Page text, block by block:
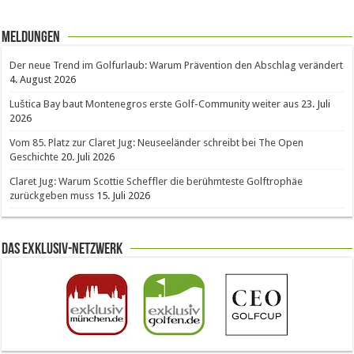
Meldungen
Der neue Trend im Golfurlaub: Warum Prävention den Abschlag verändert
4. August 2026
Luštica Bay baut Montenegros erste Golf-Community weiter aus 23. Juli
2026
Vom 85. Platz zur Claret Jug: Neuseeländer schreibt bei The Open
Geschichte 20. Juli 2026
Claret Jug: Warum Scottie Scheffler die berühmteste Golftrophäe
zurückgeben muss 15. Juli 2026
Das Exklusiv-Netzwerk